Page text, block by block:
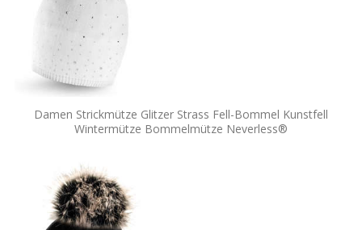
Damen Strickmütze Glitzer Strass Fell-Bommel Kunstfell
Wintermütze Bommelmütze Neverless®